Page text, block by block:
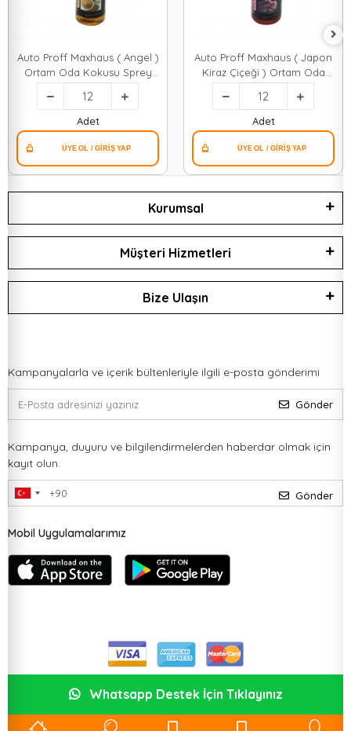
Auto Proff Maxhaus ( Angel )
Ortam Oda Kokusu Sprey
400ml ( Plastik Şişe )*12=k
Adet
Auto Proff Maxhaus ( Japon
Kiraz Çiçeği ) Ortam Oda
Kokusu Sprey 400ml ( Plastik
Şişe )*12=k
Adet
Kurumsal
Müşteri Hizmetleri
Bize Ulaşın
Kampanyalarla ve içerik bültenleriyle ilgili e-posta gönderimi
Gönder
Kampanya, duyuru ve bilgilendirmelerden haberdar olmak için
kayıt olun.
Gönder
Mobil Uygulamalarımız
Whatsapp Destek İçin Tıklayınız